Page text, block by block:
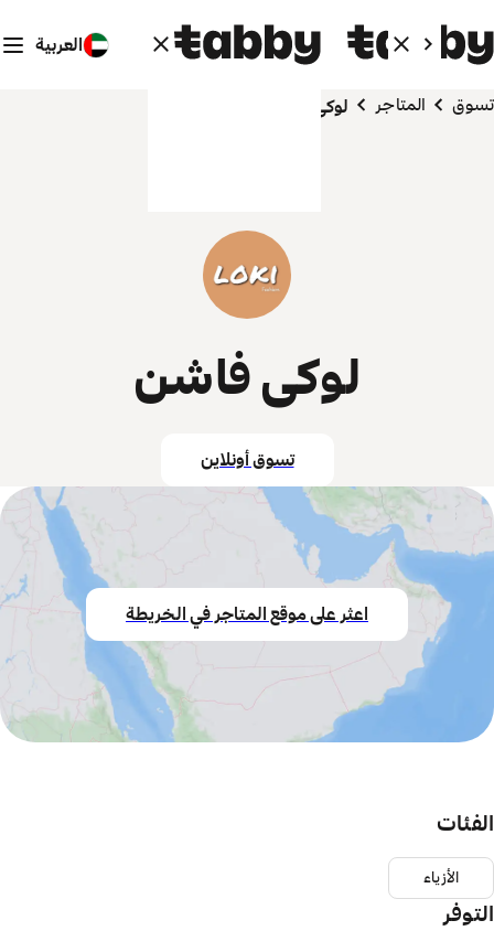
العربية
تسوق المتاجر لوكى فاشن
لوكى فاشن
تسوق أونلاين
اعثر على موقع المتاجر في الخريطة
الفئات
الأزياء
التوفر